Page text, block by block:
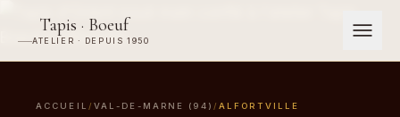
Tapis · Boeuf
ATELIER · DEPUIS 1950
ACCUEIL / VAL-DE-MARNE (94) / ALFORTVILLE